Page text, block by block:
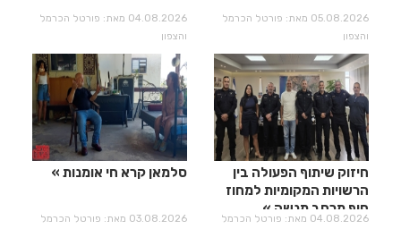
05.08.2026 מאת: פורטל הכרמל
והצפון
04.08.2026 מאת: פורטל הכרמל
והצפון
חיזוק שיתוף הפעולה בין
הרשויות המקומיות למחוז
חוף מרחב מנשה
04.08.2026 מאת: פורטל הכרמל
סלמאן קרא חי אומנות
03.08.2026 מאת: פורטל הכרמל